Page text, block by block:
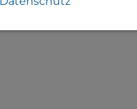
zur Session-
(immer